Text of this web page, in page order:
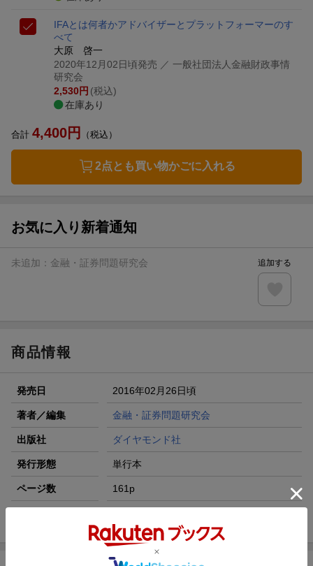
IFAとは何者かアドバイザーとプラットフォーマーのす
べて
大原 啓一
2020年12月02日頃発売 ／ 一般社団法人金融財政事情
研究会
2,530円 (税込)
在庫あり
合計 4,400円 （税込）
2点とも買い物かごに入れる
お気に入り新着通知
未追加： 金融・証券問題研究会 追加する
商品情報
発売日 2016年02月26日頃
著者／編集 金融・証券問題研究会
出版社 ダイヤモンド社
発行形態 単行本
ページ数 161p